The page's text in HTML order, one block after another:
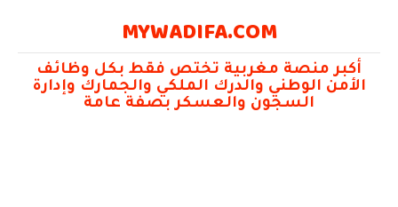
MYWADIFA.COM
أكبر منصة مغربية تختص فقط بكل وظائف
الأمن الوطني والدرك الملكي والجمارك وإدارة
السجون والعسكر بصفة عامة